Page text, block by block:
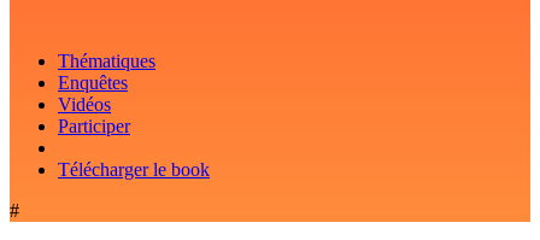
Thématiques
Enquêtes
Vidéos
Participer
Télécharger le book
#